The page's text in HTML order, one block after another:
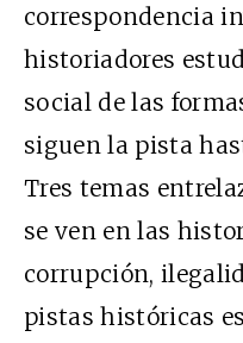
correspondencia
historiadores
social de las
siguen la pista
Tres temas
se ven en las
corrupción,
pistas históricas